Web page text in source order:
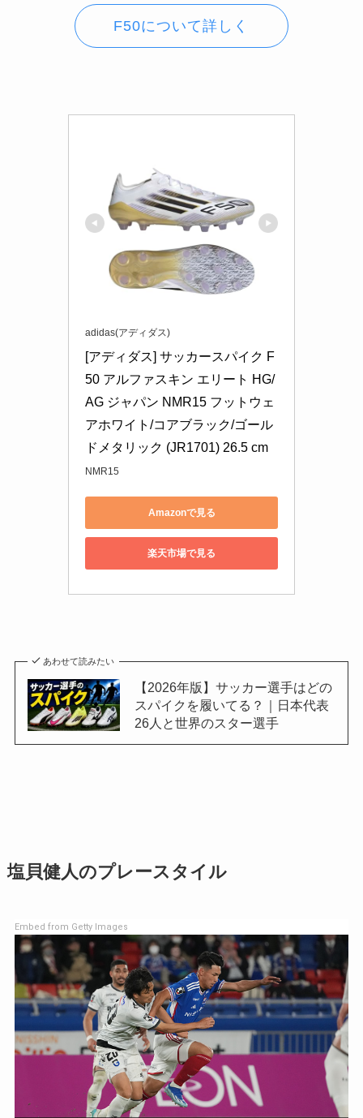
F50について詳しく
adidas(アディダス)
[アディダス] サッカースパイク F
50 アルファスキン エリート HG/
AG ジャパン NMR15 フットウェ
アホワイト/コアブラック/ゴール
ドメタリック (JR1701) 26.5 cm
NMR15
Amazonで見る
楽天市場で見る
あわせて読みたい
【2026年版】サッカー選手はどの
スパイクを履いてる？｜日本代表
26人と世界のスター選手
塩貝健人のプレースタイル
Embed from Getty Images